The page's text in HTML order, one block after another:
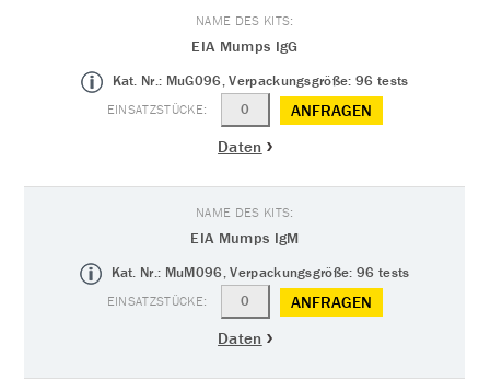
EIA Mumps IgG
Kat. Nr.: MuG096, Verpackungsgröße: 96 tests
ANFRAGEN
Daten
EIA Mumps IgM
Kat. Nr.: MuM096, Verpackungsgröße: 96 tests
ANFRAGEN
Daten